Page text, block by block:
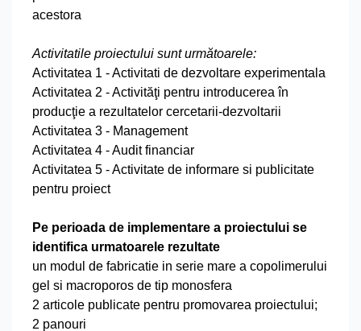
acestora
Activitatile proiectului sunt următoarele:
Activitatea 1 - Activitati de dezvoltare experimentala
Activitatea 2 - Activităţi pentru introducerea în
producţie a rezultatelor cercetarii-dezvoltarii
Activitatea 3 - Management
Activitatea 4 - Audit financiar
Activitatea 5 - Activitate de informare si publicitate
pentru proiect
Pe perioada de implementare a proiectului se
identifica urmatoarele rezultate
un modul de fabricatie in serie mare a copolimerului
gel si macroporos de tip monosfera
2 articole publicate pentru promovarea proiectului;
2 panouri